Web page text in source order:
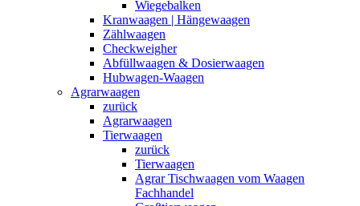
Wiegebalken
Kranwaagen | Hängewaagen
Zählwaagen
Checkweigher
Abfüllwaagen & Dosierwaagen
Hubwagen-Waagen
Agrarwaagen
zurück
Agrarwaagen
Tierwaagen
zurück
Tierwaagen
Agrar Tischwaagen vom Waagen
Fachhandel